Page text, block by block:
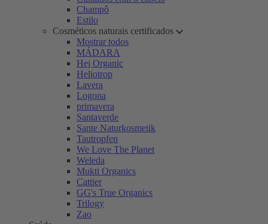
Champô
Estilo
Cosméticos naturais certificados
Mostrar todos
MÁDARA
Hej Organic
Heliotrop
Lavera
Logona
primavera
Santaverde
Sante Naturkosmetik
Tautropfen
We Love The Planet
Weleda
Mukti Organics
Cattier
GG's True Organics
Trilogy
Zao